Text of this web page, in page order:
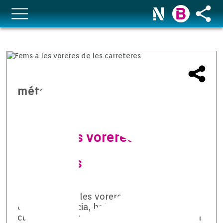
méteo temps i natura
Fems a les voreres de les
carreteres
Trobar fems a les voreres de les carreteres
és, per desgràcia, habitual. Són els ciclistes
culpables d’aquesta brutor? Ho analitzam